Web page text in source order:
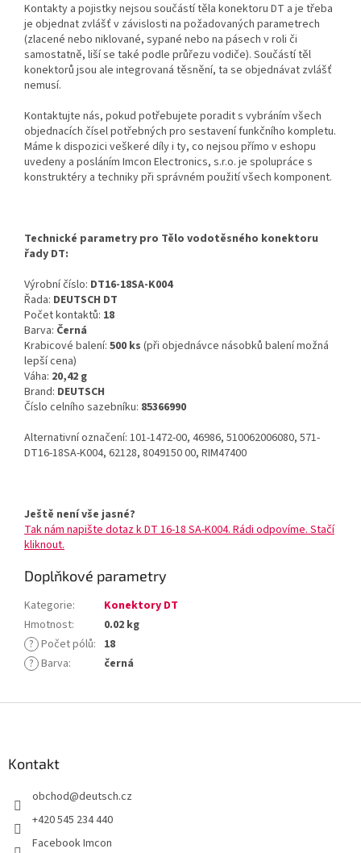
Kontakty a pojistky nejsou součástí těla konektoru DT a je třeba
je objednat zvlášť v závislosti na požadovaných parametrech
(zlacené nebo niklované, sypané nebo na pásech v roli či
samostatně, liší se také podle průřezu vodiče). Součástí těl
konektorů jsou ale integrovaná těsnění, ta se objednávat zvlášť
nemusí.
Kontaktujte nás, pokud potřebujete poradit s vybráním všech
objednacích čísel potřebných pro sestavení funkčního kompletu.
Máme k dispozici veškeré díly i ty, co nejsou přímo v eshopu
uvedeny a posláním Imcon Electronics, s.r.o. je spolupráce s
konstruktéry a techniky při správném použití všech komponent.
Technické parametry pro Tělo vodotěsného konektoru
řady DT:
Výrobní číslo: DT16-18SA-K004
Řada: DEUTSCH DT
Počet kontaktů: 18
Barva: Černá
Krabicové balení: 500 ks (při objednávce násobků balení možná
lepší cena)
Váha: 20,42 g
Brand: DEUTSCH
Číslo celního sazebníku: 85366990
Alternativní označení: 101-1472-00, 46986, 510062006080, 571-
DT16-18SA-K004, 62128, 8049150 00, RIM47400
Ještě není vše jasné?
Tak nám napište dotaz k DT 16-18 SA-K004. Rádi odpovíme. Stačí
kliknout.
Doplňkové parametry
Kategorie:
Konektory DT
Hmotnost:
0.02 kg
? Počet pólů: 18
? Barva: černá
Kontakt
obchod@deutsch.cz
+420 545 234 440
Facebook Imcon